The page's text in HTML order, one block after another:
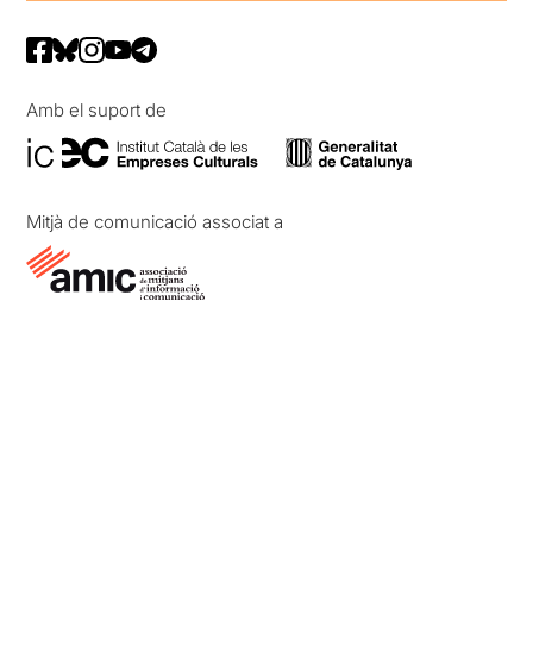
Amb el suport de
Mitjà de comunicació associat a